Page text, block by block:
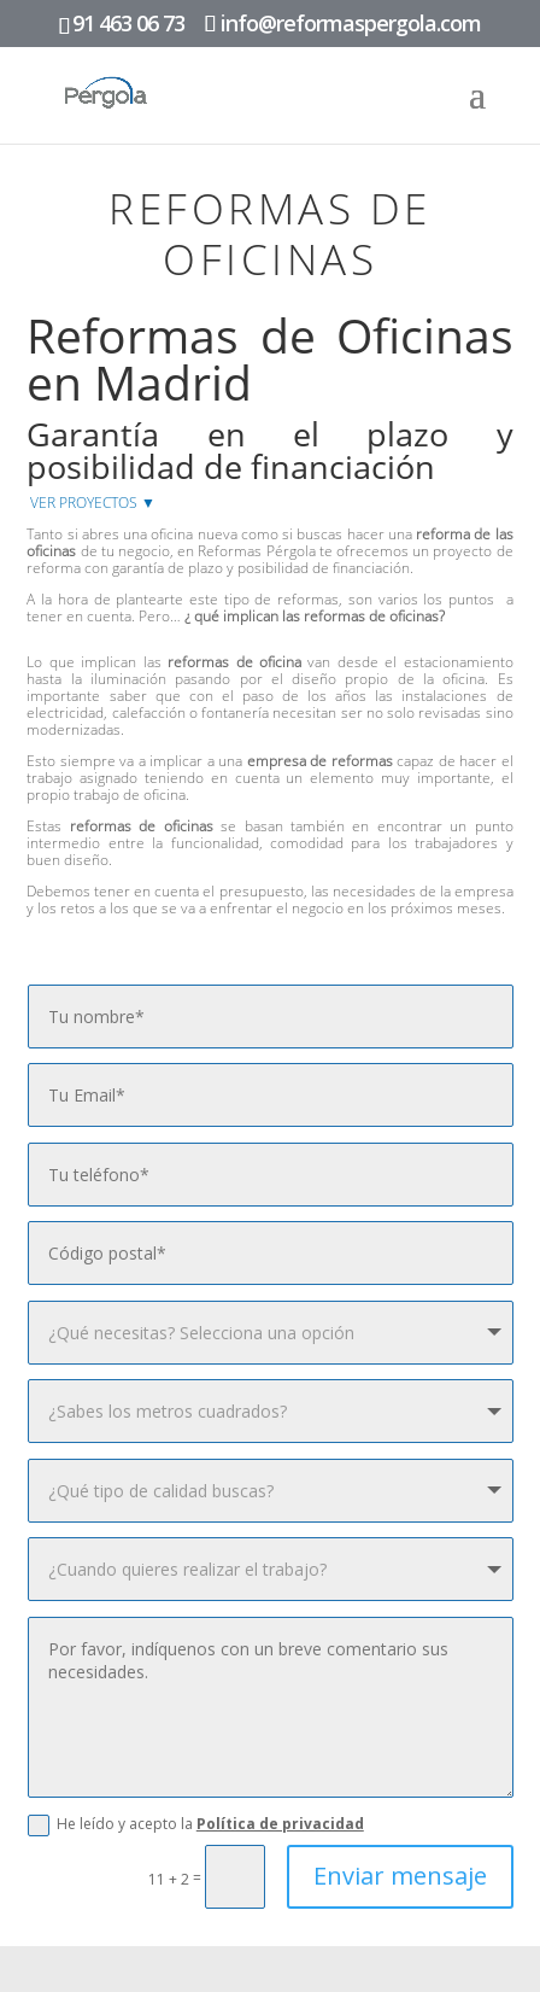
91 463 06 73 info@reformaspergola.com
REFORMAS DE
OFICINAS
Reformas de Oficinas
en Madrid
Garantía en el plazo y
posibilidad de financiación
VER PROYECTOS ▼
Tanto si abres una oficina nueva como si buscas hacer unareforma de las
oficinas de tu negocio, en Reformas Pérgola te ofrecemos un proyecto de
reforma con garantía de plazo y posibilidad de financiación.
A la hora de plantearte este tipo de reformas, son varios los puntos a
tener en cuenta. Pero…¿ qué implican las reformas de oficinas?
Lo que implican las reformas de oficinavan desde el estacionamiento
hasta la iluminación pasando por el diseño propio de la oficina. Es
importante saber que con el paso de los años las instalaciones de
electricidad, calefacción o fontanería necesitan ser no solo revisadas sino
modernizadas.
Esto siempre va a implicar a una empresa de reformascapaz de hacer el
trabajo asignado teniendo en cuenta un elemento muy importante, el
propio trabajo de oficina.
Estas reformas de oficinasse basan también en encontrar un punto
intermedio entre la funcionalidad, comodidad para los trabajadores y
buen diseño.
Debemos tener en cuenta el presupuesto, las necesidades de la empresa
y los retos a los que se va a enfrentar el negocio en los próximos meses.
He leído y acepto la Política de privacidad
11 + 2 = Enviar mensaje